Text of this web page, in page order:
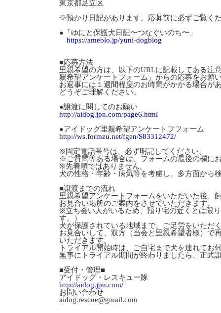
東京都足立区
※預かり日記があります。応募前に必ずご覧く
●「ゆにと保護犬日記〜つなぐいのち〜」
https://ameblo.jp/yuni-dogblog
■応募方法
里親希望の方は、以下のURLに記載してある注
親希望アンケートフォーム」からの応募をお願
お返事には１週間程度のお時間がかかる場合が
どうぞご理解ください。
●譲渡に関してのお願い
http://aidog.jpn.com/page6.html
●アイドッグ里親希望アンケートフフォーム
http://ws.formzu.net/fgen/S83312472/
※固定電話番号は、必ず明記してください。
※ご質問等ある場合は、フォームの最後の欄に
※先着順ではありません。
犬の性格・年齢・病気等を考慮し、多方面から
■譲渡までの流れ
里親希望アンケートフォームをいただいた後、
お見合い場所のご案内をさせていただきます。
※立ち会い人がいるため、預り宅の近くとは限
す。）
犬が保護されている地域まで、ご足労をいただ
お見合いして、双方（当会と里親希望者様）で
いただきます。
トライアル開始時は、ご自宅まで犬を連れてお
無事にトライアル期間が終わりましたら、正式
■受付・管理■
アイドッグ・レスキュー隊
http://aidog.jpn.com/
お問い合わせ
aidog.rescue@gmail.com